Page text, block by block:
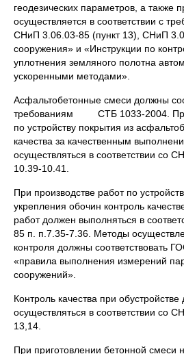
геодезических параметров, а также
осуществляется в соответствии с
СНиП 3.06.03-85 (пункт 13), СНиП
сооружения» и «Инструкции по
уплотнения земляного полотна
ускоренными методами».
Асфальтобетонные смеси должны
требованиям СТБ 1033-2004. При
по устройству покрытия из
качества за качественным
осуществляться в соответствии со
10.39-10.41.
При производстве работ по
укрепления обочин контроль
работ должен выполняться в
85 п. п.7.35-7.36. Методы
контроля должны соответствовать
«правила выполнения измерений
сооружений».
Контроль качества при
осуществляться в соответствии со
13,14.
При приготовлении бетонной смеси